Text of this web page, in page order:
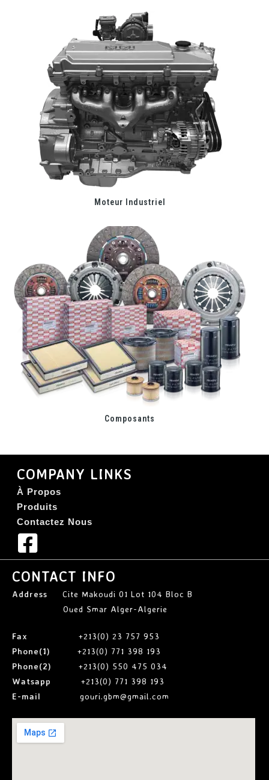
Moteur Industriel
Composants
COMPANY LINKS
À Propos
Produits
Contactez Nous
CONTACT INFO
Address Cite Makoudi 01 Lot 104 Bloc B
Oued Smar Alger-Algerie
Fax
+213(0) 23 757 953
Phone(1)
+213(0) 771 398 193
Phone(2)
+213(0) 550 475 034
Watsapp
+213(0) 771 398 193
E-mail
gouri.gbm@gmail.com